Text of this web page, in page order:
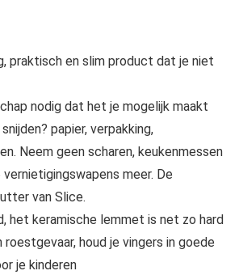
praktisch en slim product dat je niet
nodig dat het je mogelijk maakt
papier, verpakking,
Neem geen scharen, keukenmessen
meer. De
van Slice.
het keramische lemmet is net zo hard
roestgevaar, houd je vingers in goede
je kinderen